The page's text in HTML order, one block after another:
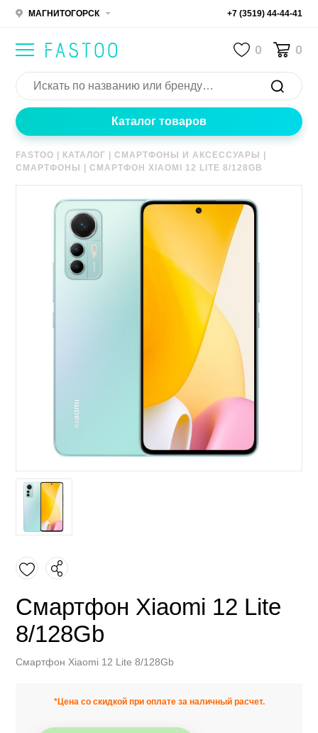
МАГНИТОГОРСК +7 (3519) 44-44-41
0 0
Каталог товаров
FASTOO КАТАЛОГ |СМАРТФОНЫ И АКСЕССУАРЫ
СМАРТФОНЫ
|СМАРТФОН XIAOMI 12 LITE 8/128GB
Смартфон Xiaomi 12 Lite
8/128Gb
Смартфон Xiaomi 12 Lite 8/128Gb
*Цена со скидкой при оплате за наличный расчет.